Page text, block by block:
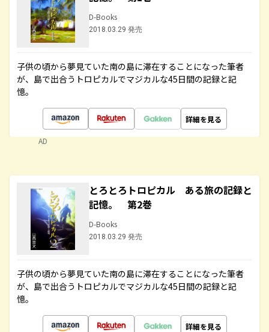
D-Books
2018.03.29 発売
子供の頃から夢見ていた南の島に滞在することになった筆者
が、島で出合うトロピカルでマジカルな45日間の記録と記
憶。
詳細を見る
AD
とろとろトロピカル ある旅の記録と
記憶。 第2巻
D-Books
2018.03.29 発売
子供の頃から夢見ていた南の島に滞在することになった筆者
が、島で出合うトロピカルでマジカルな45日間の記録と記
憶。
詳細を見る